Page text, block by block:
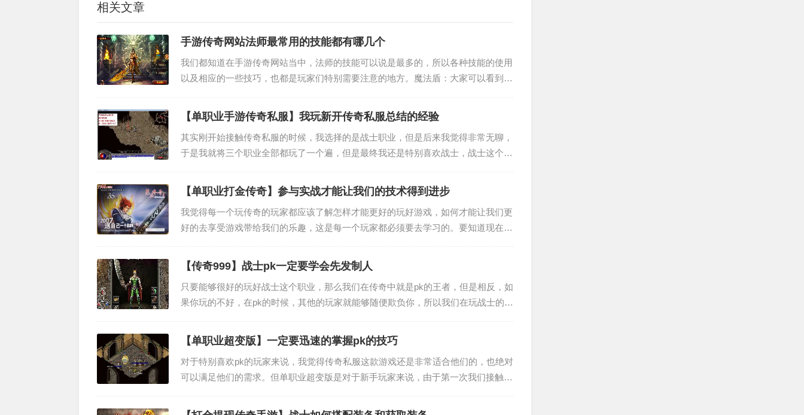
相关文章
手游传奇网站法师最常用的技能都有哪几个
我们都知道在手游传奇网站当中，法师的技能可以说是最多的，所以各种技能的使用
以及相应的一些技巧，也都是玩家们特别需要注意的地方。魔法盾：大家可以看到，
如果没有这个技能...
【单职业手游传奇私服】我玩新开传奇私服总结的经验
其实刚开始接触传奇私服的时候，我选择的是战士职业，但是后来我觉得非常无聊，
于是我就将三个职业全部都玩了一个遍，但是最终我还是特别喜欢战士，战士这个职
的累不过好在这个职...
【单职业打金传奇】参与实战才能让我们的技术得到进步
我觉得每一个玩传奇的玩家都应该了解怎样才能更好的玩好游戏，如何才能让我们更
好的去享受游戏带给我们的乐趣，这是每一个玩家都必须要去学习的。要知道现在在
术才能得到进步。我...
【传奇999】战士pk一定要学会先发制人
只要能够很好的玩好战士这个职业，那么我们在传奇中就是pk的王者，但是相反，如
果你玩的不好，在pk的时候，其他的玩家就能够随便欺负你，所以我们在玩战士的时
一些方法，...
【单职业超变版】一定要迅速的掌握pk的技巧
对于特别喜欢pk的玩家来说，我觉得传奇私服这款游戏还是非常适合他们的，也绝对
可以满足他们的需求。但单职业超变版是对于新手玩家来说，由于第一次我们接触pk
须快速的适应游...